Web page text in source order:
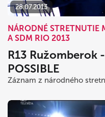
28.07.2013
NÁRODNÉ STRETNUTIE
A SDM RIO 2013
R13 Ružomberok
POSSIBLE
Záznam z národného